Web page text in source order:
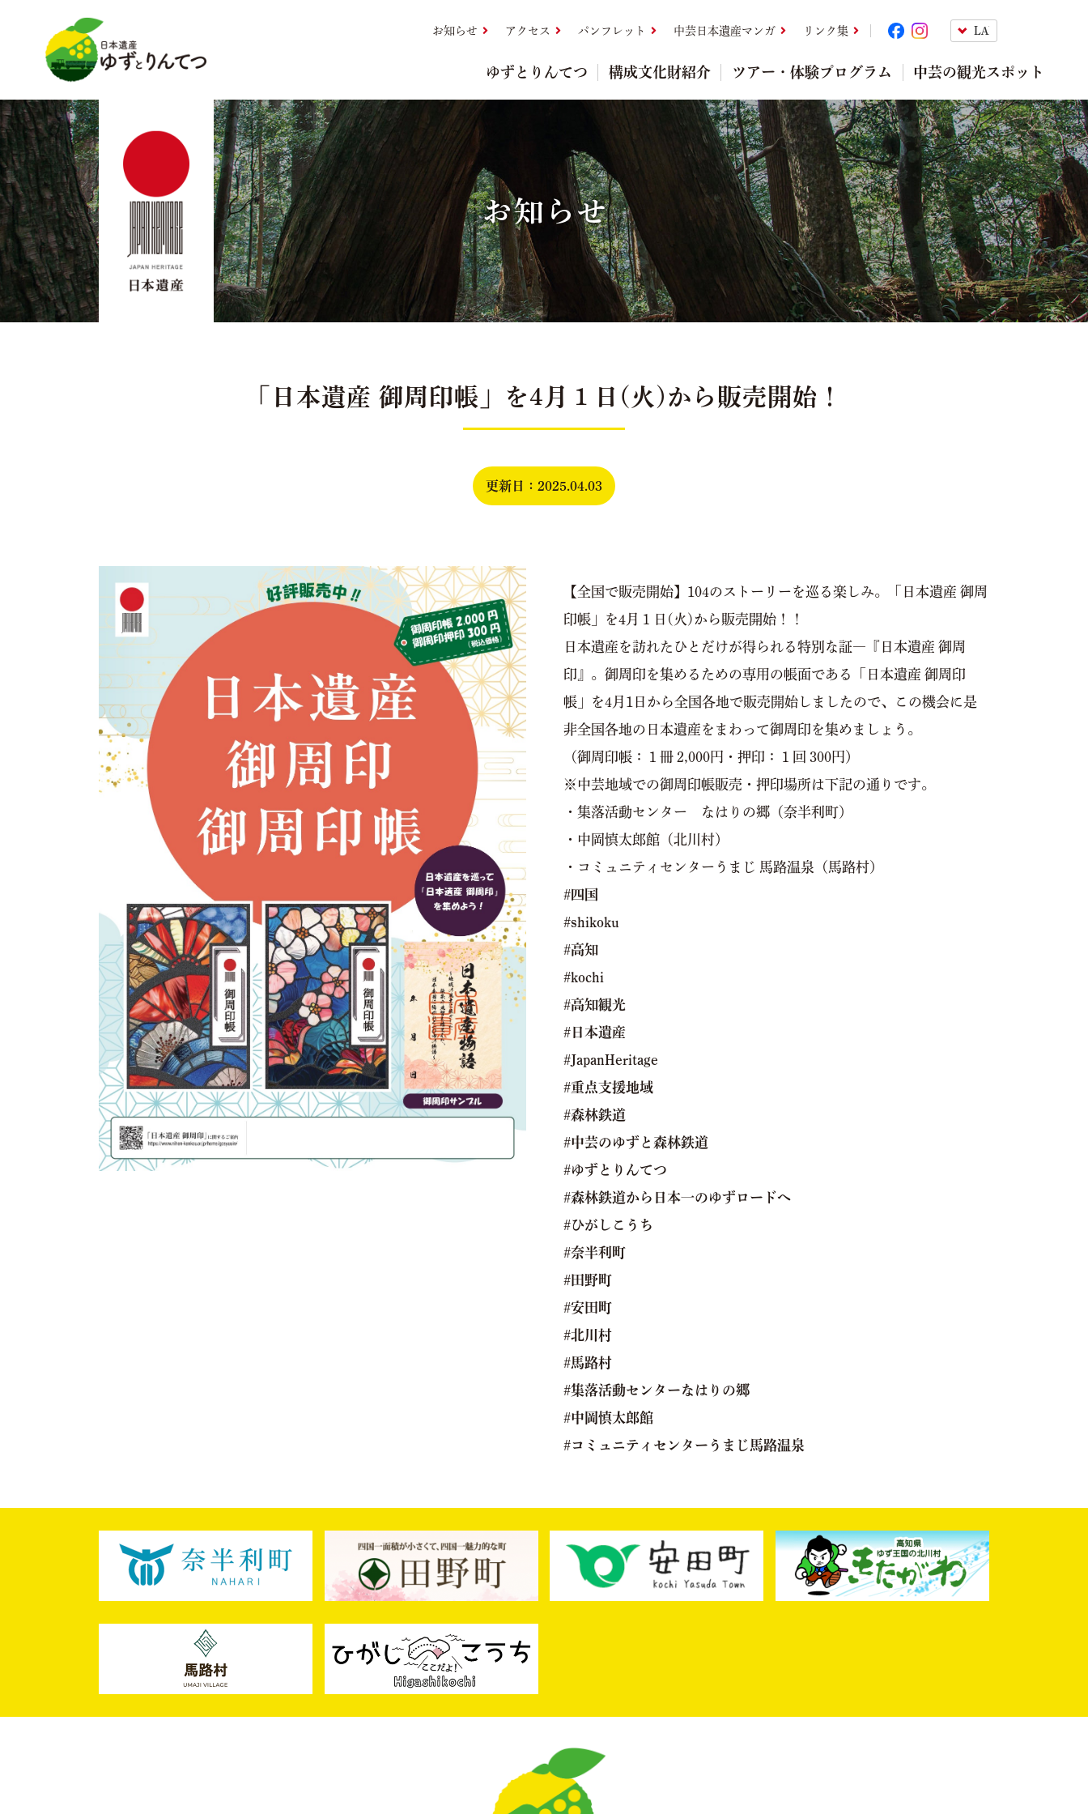
お知らせ
アクセス パンフレット 中芸日本遺産マンガ リンク集
ゆずとりんてつ 構成文化財紹介 ツアー・体験プログラム 中芸の観光スポット
お知らせ
「日本遺産 御周印帳」を4月１日(火)から販売開始！
更新日：2025.04.03
【全国で販売開始】104のストーリーを巡る楽しみ。「日本遺産 御周
印帳」を4月１日(火)から販売開始！！
日本遺産を訪れたひとだけが得られる特別な証―『日本遺産 御周
印』。御周印を集めるための専用の帳面である「日本遺産 御周印
帳」を4月1日から全国各地で販売開始しましたので、この機会に是
非全国各地の日本遺産をまわって御周印を集めましょう。
（御周印帳：１冊 2,000円・押印：１回 300円）
※中芸地域での御周印帳販売・押印場所は下記の通りです。
・集落活動センター なはりの郷（奈半利町）
・中岡慎太郎館（北川村）
・コミュニティセンターうまじ 馬路温泉（馬路村）
#四国
#shikoku
#高知
#kochi
#高知観光
#日本遺産
#JapanHeritage
#重点支援地域
#森林鉄道
#中芸のゆずと森林鉄道
#ゆずとりんてつ
#森林鉄道から日本一のゆずロードへ
#ひがしこうち
#奈半利町
#田野町
#安田町
#北川村
#馬路村
#集落活動センターなはりの郷
#中岡慎太郎館
#コミュニティセンターうまじ馬路温泉